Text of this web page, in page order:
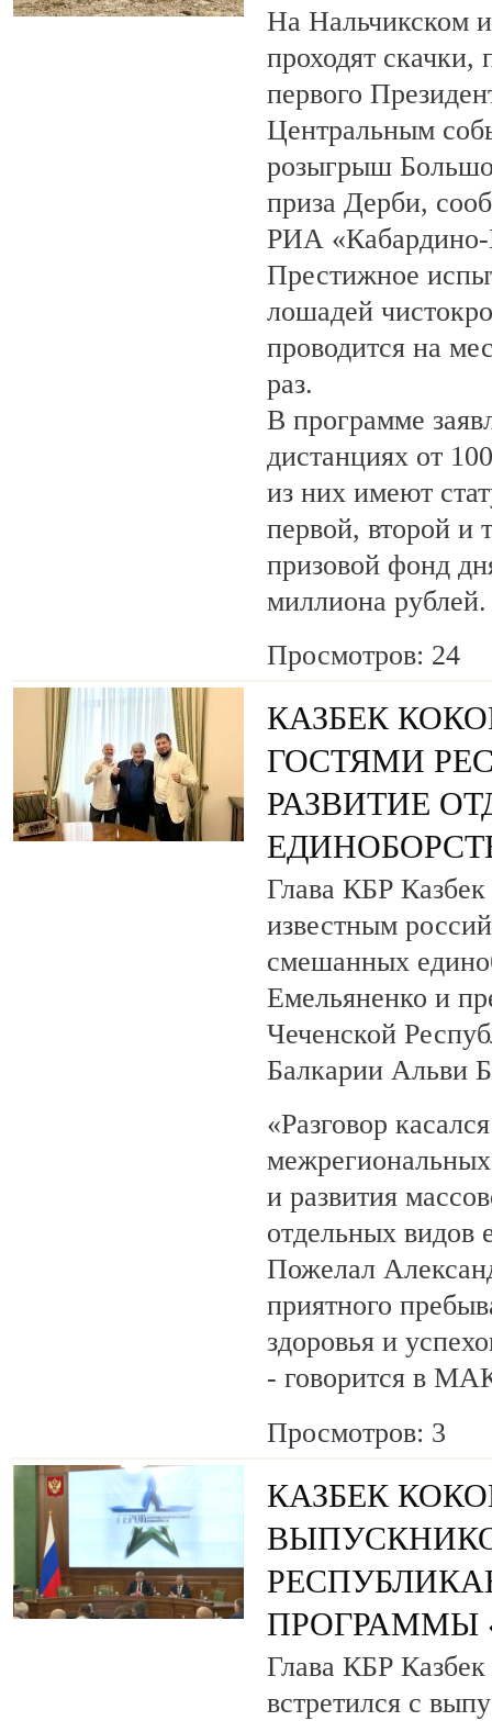
На Нальчикском
проходят
первого
Центральным
розыгрыш
приза Дерби,
РИА «Кабардино-
Престижное
лошадей
проводится на
раз.
В программе
дистанциях от
из них имеют
первой, второй и
призовой фонд
миллиона рублей.
Просмотров: 24
КАЗБЕК
ГОСТЯМИ
РАЗВИТИЕ
Глава КБР Казбек
известным
смешанных
Емельяненко и
Чеченской
Балкарии Альви
«Разговор
и развития
отдельных видов
Пожелал
приятного
здоровья и
- говорится в
Просмотров: 3
КАЗБЕК
ПРОГРАММЫ
Глава КБР Казбек
встретился с